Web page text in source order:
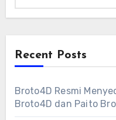
Recent Posts
Broto4D Resmi
Broto4D dan Paito